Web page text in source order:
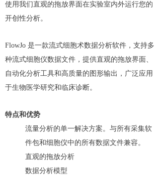
使用我们直观的拖放界面在实验室内外运行您的
开创性分析。
FlowJo 是一款流式细胞术数据分析软件，支持多
种流式细胞仪数据文件，提供直观的拖放界面、
自动化分析工具和高质量的图形输出，广泛应用
于生物医学研究和临床诊断。
特点和优势
流量分析的单一解决方案。与所有采集软
件包和细胞仪中的所有数据文件兼容。
直观的拖放分析
数据分析模型